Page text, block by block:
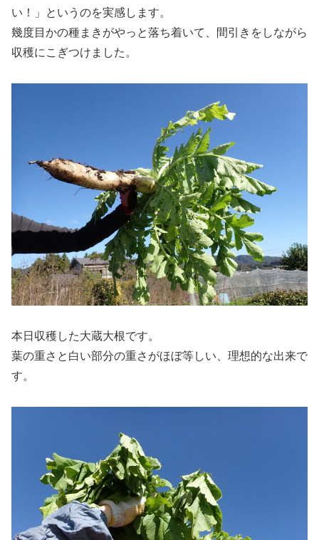
い！」というのを実感します。
幾度目かの種まきがやっと落ち着いて、間引きをしながら
収穫にこぎつけました。
本日収穫した大蔵大根です。
葉の重さと白い部分の重さがほぼ等しい、理想的な出来で
す。